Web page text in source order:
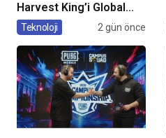
Harvest King’i Global
Pazarda Oyuncularla
Teknoloji 2 gün önce